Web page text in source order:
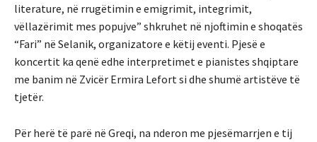
literature, në rrugëtimin e emigrimit, integrimit,
vëllazërimit mes popujve” shkruhet në njoftimin e shoqatës
“Fari” në Selanik, organizatore e këtij eventi. Pjesë e
koncertit ka qenë edhe interpretimet e pianistes shqiptare
me banim në Zvicër Ermira Lefort si dhe shumë artistëve të
tjetër.
Për herë të parë në Greqi, na nderon me pjesëmarrjen e tij